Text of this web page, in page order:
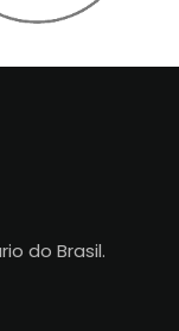
do Brasil.